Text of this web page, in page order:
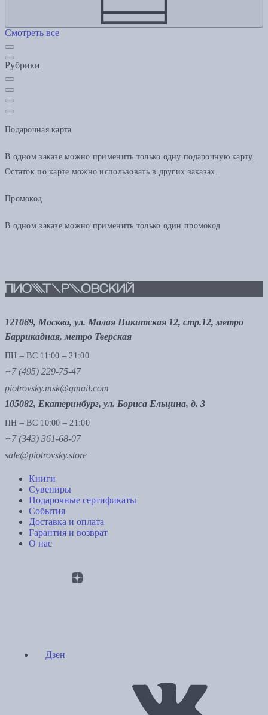
Смотреть все
Рубрики
Подарочная карта
В одном заказе можно применить только одну подарочную карту.
Остаток по карте можно использовать в других заказах.
Промокод
В одном заказе можно применить только один промокод
121069, Москва, ул. Малая Никитская 12, стр.12, метро
Баррикадная, метро Тверская
ПН – ВС 11:00 – 21:00
+7 (495) 229-75-47
piotrovsky.msk@gmail.com
105082, Екатеринбург, ул. Бориса Ельцина, д. 3
ПН – ВС 10:00 – 21:00
+7 (343) 361-68-07
sale@piotrovsky.store
Книги
Сувениры
Подарочные сертификаты
События
Доставка и оплата
Гарантия и возврат
О нас
Дзен